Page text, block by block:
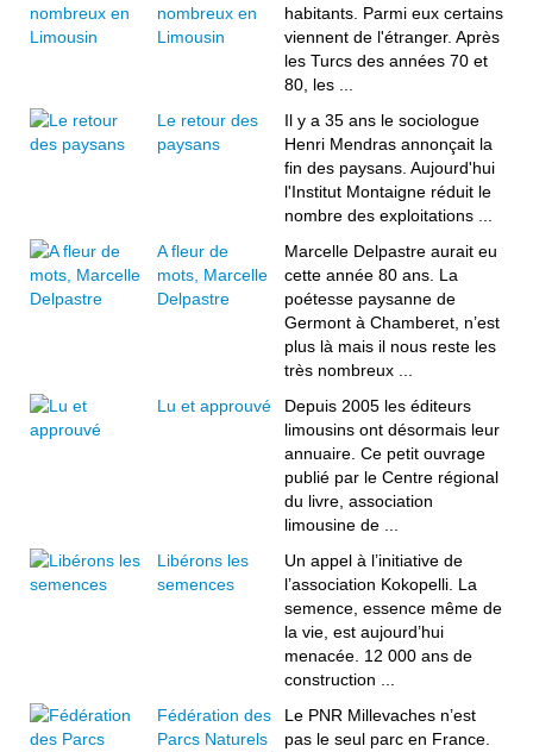
nombreux en
Limousin
habitants. Parmi eux certains
viennent de l'étranger. Après
les Turcs des années 70 et
80, les ...
Le retour des
paysans
Il y a 35 ans le sociologue
Henri Mendras annonçait la
fin des paysans. Aujourd'hui
l'Institut Montaigne réduit le
nombre des exploitations ...
A fleur de
mots, Marcelle
Delpastre
Marcelle Delpastre aurait eu
cette année 80 ans. La
poétesse paysanne de
Germont à Chamberet, n’est
plus là mais il nous reste les
très nombreux ...
Lu et approuvé
Depuis 2005 les éditeurs
limousins ont désormais leur
annuaire. Ce petit ouvrage
publié par le Centre régional
du livre, association
limousine de ...
Libérons les
semences
Un appel à l’initiative de
l’association Kokopelli. La
semence, essence même de
la vie, est aujourd’hui
menacée. 12 000 ans de
construction ...
Fédération des
Parcs Naturels
Le PNR Millevaches n’est
pas le seul parc en France.